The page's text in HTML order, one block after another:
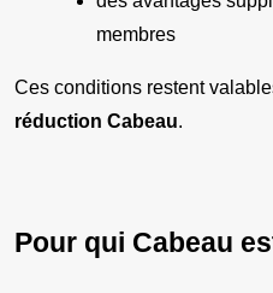
membres
Ces conditions restent
réduction Cabeau.
Pour qui Cabeau